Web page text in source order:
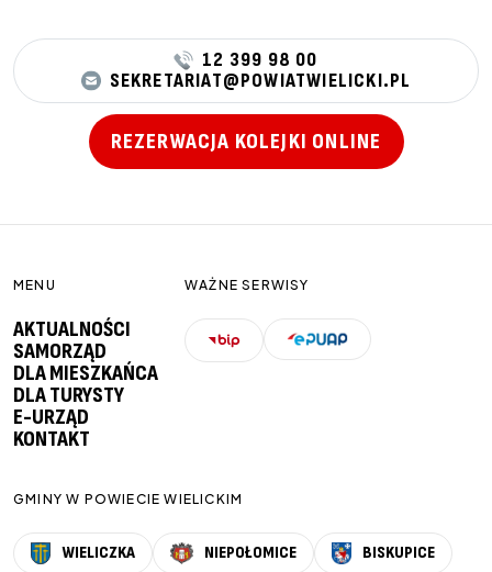
12 399 98 00
SEKRETARIAT@POWIATWIELICKI.PL
REZERWACJA KOLEJKI ONLINE
MENU
AKTUALNOŚCI
SAMORZĄD
DLA MIESZKAŃCA
DLA TURYSTY
E-URZĄD
KONTAKT
WAŻNE SERWISY
GMINY W POWIECIE WIELICKIM
WIELICZKA NIEPOŁOMICE
BISKUPICE